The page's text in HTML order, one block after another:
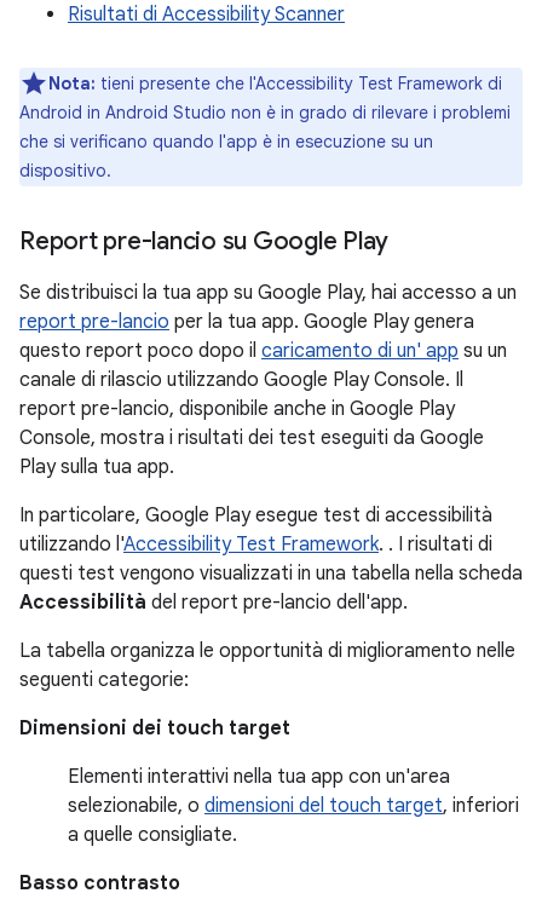
Risultati di Accessibility Scanner
Nota: tieni presente che l'Accessibility Test Framework di
Android in Android Studio non è in grado di rilevare i problemi
che si verificano quando l'app è in esecuzione su un
dispositivo.
Report pre-lancio su Google Play
Se distribuisci la tua app su Google Play, hai accesso a un
report pre-lancio per la tua app. Google Play genera
questo report poco dopo il caricamento di un' app su un
canale di rilascio utilizzando Google Play Console. Il
report pre-lancio, disponibile anche in Google Play
Console, mostra i risultati dei test eseguiti da Google
Play sulla tua app.
In particolare, Google Play esegue test di accessibilità
utilizzando l'Accessibility Test Framework. . I risultati di
questi test vengono visualizzati in una tabella nella scheda
Accessibilità del report pre-lancio dell'app.
La tabella organizza le opportunità di miglioramento nelle
seguenti categorie:
Dimensioni dei touch target
Elementi interattivi nella tua app con un'area
selezionabile, o dimensioni del touch target, inferiori
a quelle consigliate.
Basso contrasto